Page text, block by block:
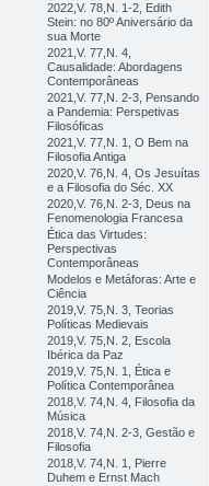
2022,V. 78,N. 1-2, Edith
Stein: no 80º Aniversário da
sua Morte
2021,V. 77,N. 4,
Causalidade: Abordagens
Contemporâneas
2021,V. 77,N. 2-3, Pensando
a Pandemia: Perspetivas
Filosóficas
2021,V. 77,N. 1, O Bem na
Filosofia Antiga
2020,V. 76,N. 4, Os Jesuítas
e a Filosofia do Séc. XX
2020,V. 76,N. 2-3, Deus na
Fenomenologia Francesa
Ética das Virtudes:
Perspectivas
Contemporâneas
Modelos e Metáforas: Arte e
Ciência
2019,V. 75,N. 3, Teorias
Políticas Medievais
2019,V. 75,N. 2, Escola
Ibérica da Paz
2019,V. 75,N. 1, Ética e
Política Contemporânea
2018,V. 74,N. 4, Filosofia da
Música
2018,V. 74,N. 2-3, Gestão e
Filosofia
2018,V. 74,N. 1, Pierre
Duhem e Ernst Mach